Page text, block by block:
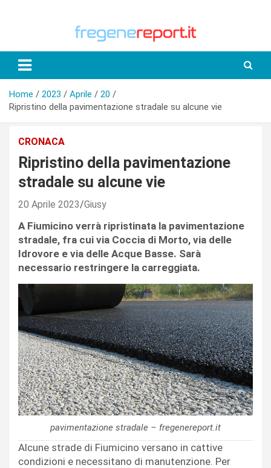
Home 2023 Aprile
20
Ripristino della pavimentazione stradale su alcune vie
CRONACA
Ripristino della pavimentazione
stradale su alcune vie
20 Aprile 2023 Giusy
A Fiumicino verrà ripristinata la pavimentazione
stradale, fra cui via Coccia di Morto, via delle
Idrovore e via delle Acque Basse. Sarà
necessario restringere la carreggiata.
pavimentazione stradale – fregenereport.it
Alcune strade di Fiumicino versano in cattive
condizioni e necessitano di manutenzione. Per